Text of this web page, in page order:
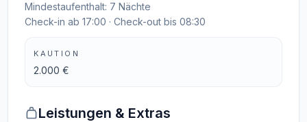
Mindestaufenthalt: 7 Nächte
Check-in ab 17:00 · Check-out bis 08:30
KAUTION
2.000 €
Leistungen & Extras